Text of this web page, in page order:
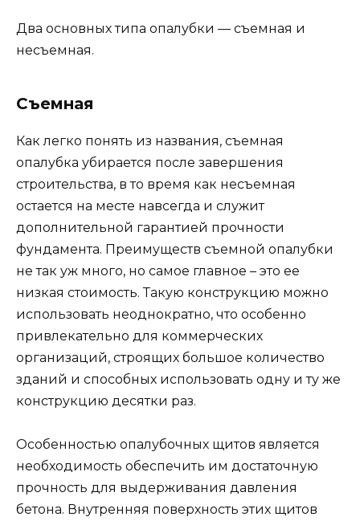
Два основных типа опалубки — съемная и
несъемная.
Съемная
Как легко понять из названия, съемная
опалубка убирается после завершения
строительства, в то время как несъемная
остается на месте навсегда и служит
дополнительной гарантией прочности
фундамента. Преимуществ съемной опалубки
не так уж много, но самое главное – это ее
низкая стоимость. Такую конструкцию можно
использовать неоднократно, что особенно
привлекательно для коммерческих
организаций, строящих большое количество
зданий и способных использовать одну и ту же
конструкцию десятки раз.
Особенностью опалубочных щитов является
необходимость обеспечить им достаточную
прочность для выдерживания давления
бетона. Внутренняя поверхность этих щитов